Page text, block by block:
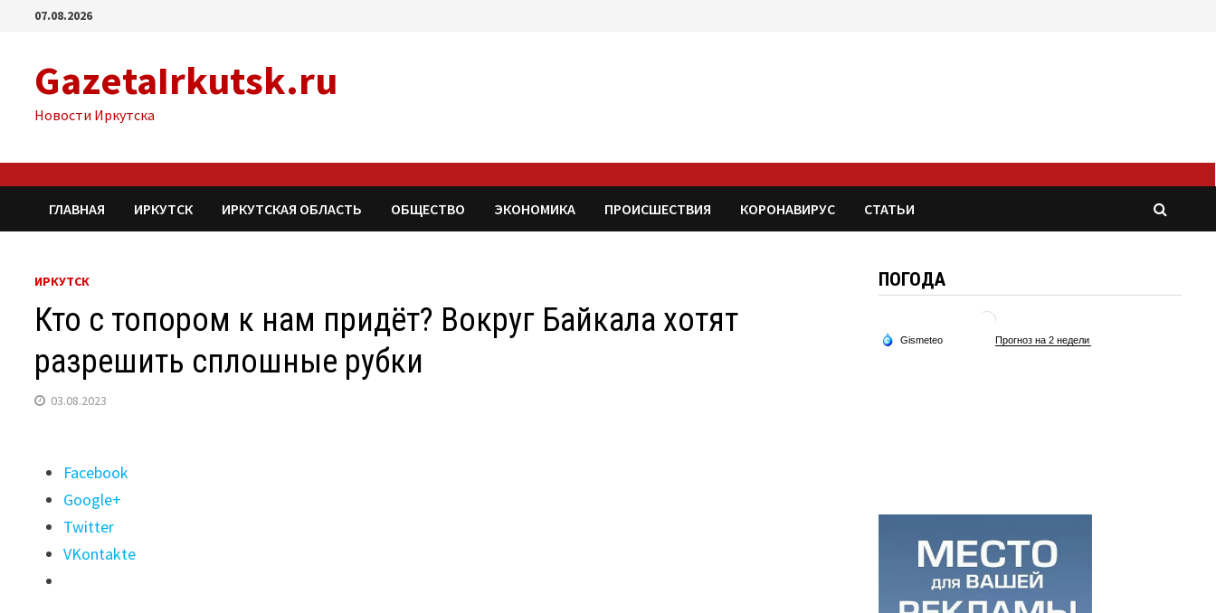
Перейти07.08.2026
GazetaIrkutsk.ru
Новости Иркутска
ГЛАВНАЯ ИРКУТСК ИРКУТСКАЯ ОБЛАСТЬ ОБЩЕСТВО ЭКОНОМИКА ПРОИСШЕСТВИЯ КОРОНАВИРУС СТАТЬИ
ИРКУТСК
Кто с топором к нам придёт? Вокруг Байкала хотят
разрешить сплошные рубки
03.08.2023
Поделиться
"Кто
топором
Facebook
Google+
Twitter
VKontakte
ПОГОДА